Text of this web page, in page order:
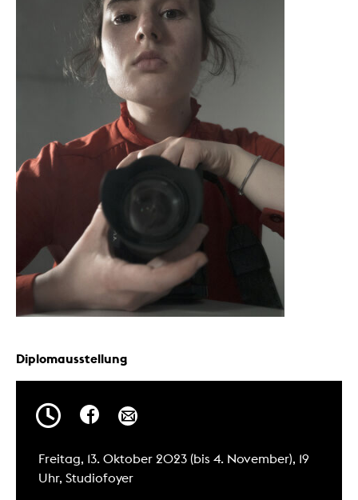
Diplomausstellung
Freitag, 13. Oktober 2023 (bis 4. November), 19
Uhr, Studiofoyer